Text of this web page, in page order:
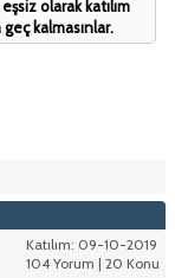
olarak katılım
kalmasınlar.
Katılım: 09-10-2019
104 Yorum | 20 Konu